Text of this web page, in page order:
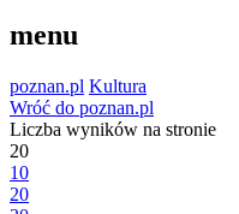
menu
poznan.pl Kultura
Wróć do poznan.pl
Liczba wyników na stronie
20
10
20